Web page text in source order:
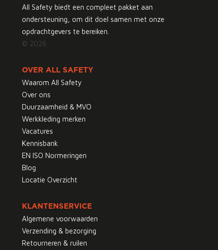
All Safety biedt een compleet pakket aan
ondersteuning, om dit doel samen met onze
opdrachtgevers te bereiken.
© 2026
OVER ALL SAFETY
Waarom All Safety
Over ons
Duurzaamheid & MVO
Werkkleding merken
Vacatures
Kennisbank
EN ISO Normeringen
Blog
Locatie Overzicht
KLANTENSERVICE
Algemene voorwaarden
Verzending & bezorging
Retourneren & ruilen